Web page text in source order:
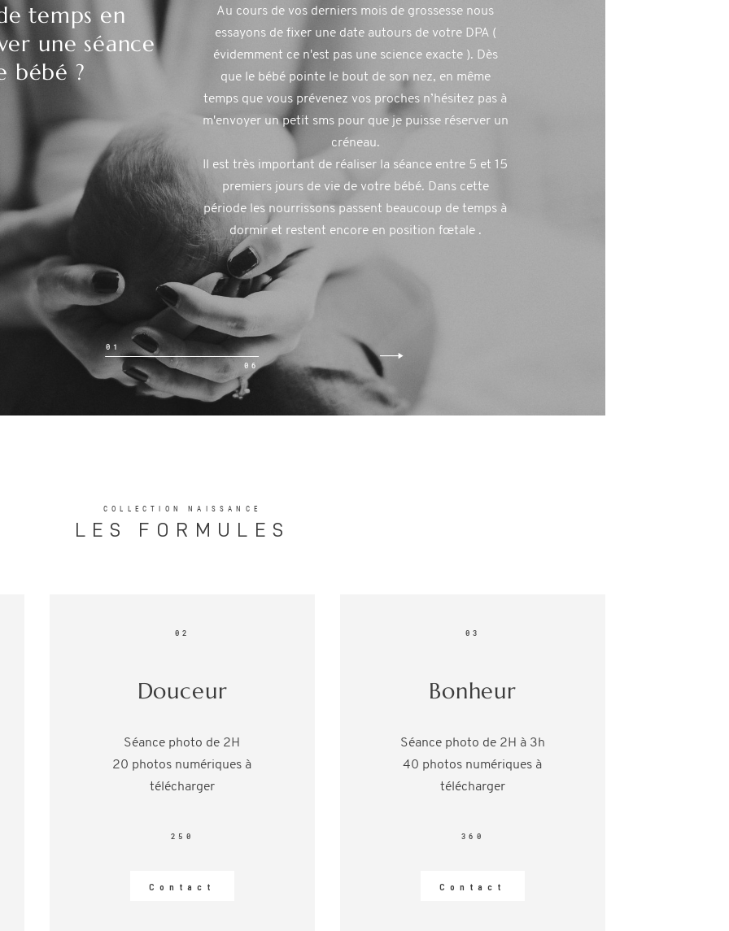
temps en
une séance
bébé ?
Au cours de vos derniers mois de grossesse nous
essayons de fixer une date autours de votre DPA (
évidemment ce n'est pas une science exacte ). Dès
que le bébé pointe le bout de son nez, en même
temps que vous prévenez vos proches n’hésitez pas à
m'envoyer un petit sms pour que je puisse réserver un
créneau.
Il est très important de réaliser la séance entre 5 et 15
premiers jours de vie de votre bébé. Dans cette
période les nourrissons passent beaucoup de temps à
dormir et restent encore en position fœtale .
01
06
COLLECTION NAISSANCE
LES FORMULES
02
Douceur
Séance photo de 2H
20 photos numériques à
télécharger
250
Contact
03
Bonheur
Séance photo de 2H à 3h
40 photos numériques à
télécharger
360
Contact